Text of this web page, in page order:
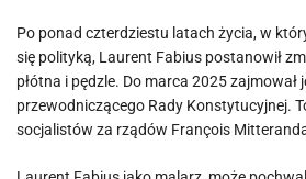
Po ponad czterdziestu latach życia, w
się polityką, Laurent Fabius postanowił
płótna i pędzle. Do marca 2025 zajmował
przewodniczącego Rady Konstytucyjnej.
socjalistów za rządów François